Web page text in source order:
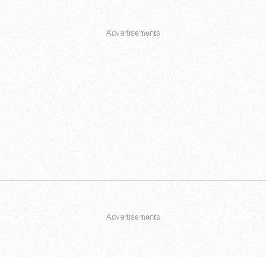
Advertisements
Advertisements